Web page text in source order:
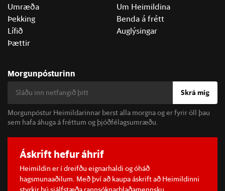
Umræða
Þekking
Lífið
Þættir
Um Heimildina
Benda á frétt
Auglýsingar
Morgunpósturinn
Skrá mig
Morgunpóstur Heimildarinnar berst alla morgna og er fyrir öll þau
sem hafa áhuga á fréttum og þjóðfélagsumræðu.
Áskrift hefur áhrif
Heimildin er í dreifðu eignarhaldi og óháð
hagsmunaaðilum. Með því að kaupa áskrift að Heimildinni